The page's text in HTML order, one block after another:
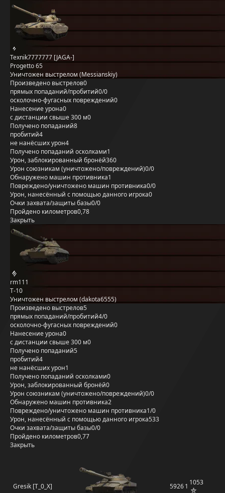
Texnik7777777 [JAGA-]
Progetto 65
Уничтожен выстрелом (Messianskiy)
Произведено выстрелов0
прямых попаданий/пробитий0/0
осколочно-фугасных повреждений0
Нанесение урона0
с дистанции свыше 300 м0
Получено попаданий8
пробитий4
не нанёсших урон4
Получено попаданий осколками1
Урон, заблокированный бронёй360
Урон союзникам (уничтожено/повреждений)0/0
Обнаружено машин противника1
Повреждено/уничтожено машин противника0/0
Урон, нанесённый с помощью данного игрока0
Очки захвата/защиты базы0/0
Пройдено километров0,78
Закрыть
rm111
Т-10
Уничтожен выстрелом (dakota6555)
Произведено выстрелов5
прямых попаданий/пробитий4/0
осколочно-фугасных повреждений0
Нанесение урона0
с дистанции свыше 300 м0
Получено попаданий5
пробитий4
не нанёсших урон1
Получено попаданий осколками0
Урон, заблокированный бронёй0
Урон союзникам (уничтожено/повреждений)0/0
Обнаружено машин противника2
Повреждено/уничтожено машин противника1/0
Урон, нанесённый с помощью данного игрока533
Очки захвата/защиты базы0/0
Пройдено километров0,77
Закрыть
Gresik [T_0_X] 59261 1053